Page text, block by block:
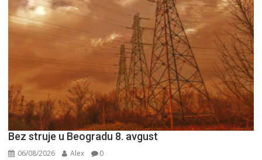
Bez struje u Beogradu 8. avgust
06/08/2026 Alex 0